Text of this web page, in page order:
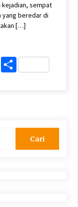
kejadian, sempat
yang beredar di
[…]
Share